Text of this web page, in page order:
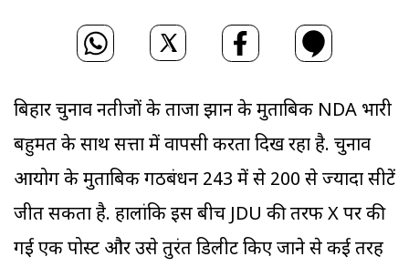
बिहार चुनाव नतीजों के ताजा रुझान के मुताबिक NDA भारी
बहुमत के साथ सत्ता में वापसी करता दिख रहा है. चुनाव
आयोग के मुताबिक गठबंधन 243 में से 200 से ज्यादा सीटें
जीत सकता है. हालांकि इस बीच JDU की तरफ X पर की
गई एक पोस्ट और उसे तुरंत डिलीट किए जाने से कई तरह